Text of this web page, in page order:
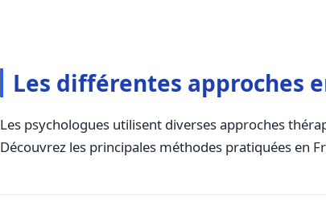
Les différentes approches
Les psychologues utilisent diverses approches
Découvrez les principales méthodes pratiquées en